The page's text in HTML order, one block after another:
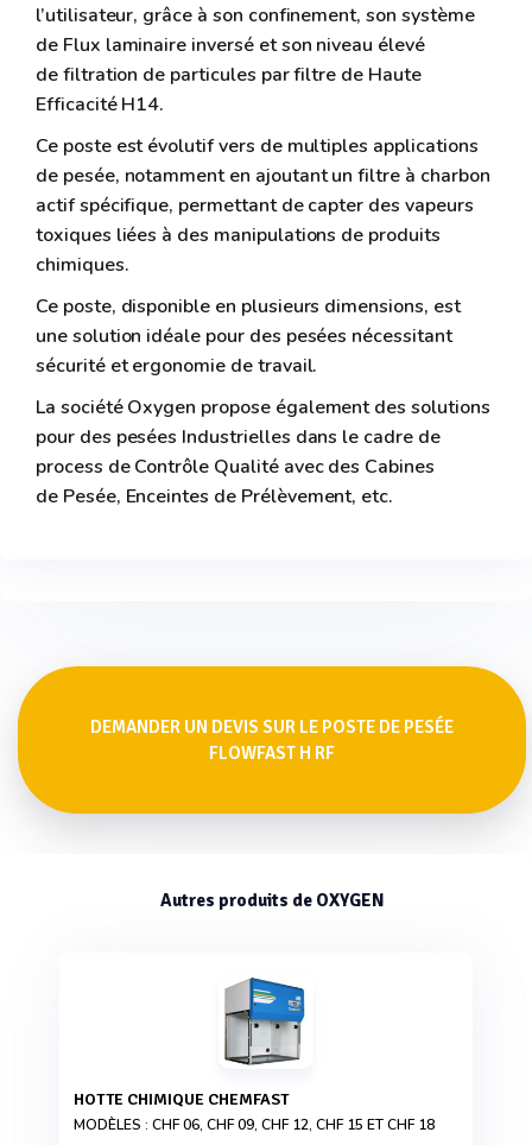
l’utilisateur, grâce à son confinement, son système
de Flux laminaire inversé et son niveau élevé
de filtration de particules par filtre de Haute
Efficacité H14.
Ce poste est évolutif vers de multiples applications
de pesée, notamment en ajoutant un filtre à charbon
actif spécifique, permettant de capter des vapeurs
toxiques liées à des manipulations de produits
chimiques.
Ce poste, disponible en plusieurs dimensions, est
une solution idéale pour des pesées nécessitant
sécurité et ergonomie de travail.
La société Oxygen propose également des solutions
pour des pesées Industrielles dans le cadre de
process de Contrôle Qualité avec des Cabines
de Pesée, Enceintes de Prélèvement, etc.
DEMANDER UN DEVIS SUR LE POSTE DE PESÉE
FLOWFAST H RF
Autres produits de OXYGEN
HOTTE CHIMIQUE CHEMFAST
MODÈLES : CHF 06, CHF 09, CHF 12, CHF 15 ET CHF 18